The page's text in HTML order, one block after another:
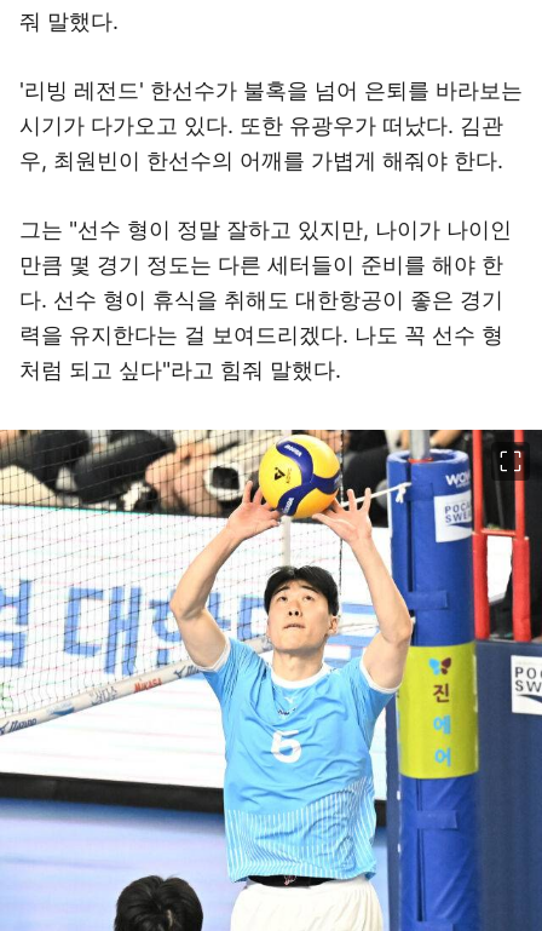
줘 말했다.
'리빙 레전드' 한선수가 불혹을 넘어 은퇴를 바라보는
시기가 다가오고 있다. 또한 유광우가 떠났다. 김관
우, 최원빈이 한선수의 어깨를 가볍게 해줘야 한다.
그는 "선수 형이 정말 잘하고 있지만, 나이가 나이인
만큼 몇 경기 정도는 다른 세터들이 준비를 해야 한
다. 선수 형이 휴식을 취해도 대한항공이 좋은 경기
력을 유지한다는 걸 보여드리겠다. 나도 꼭 선수 형
처럼 되고 싶다"라고 힘줘 말했다.